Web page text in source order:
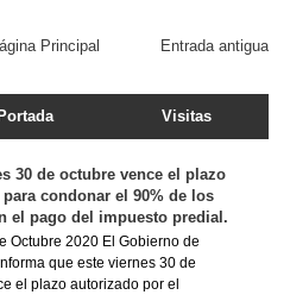
Entrada antigua
Principal
Portada Visitas
30 de octubre vence el plazo
condonar el 90% de los
el pago del impuesto predial.
Octubre 2020 El Gobierno de
que este viernes 30 de
el plazo autorizado por el